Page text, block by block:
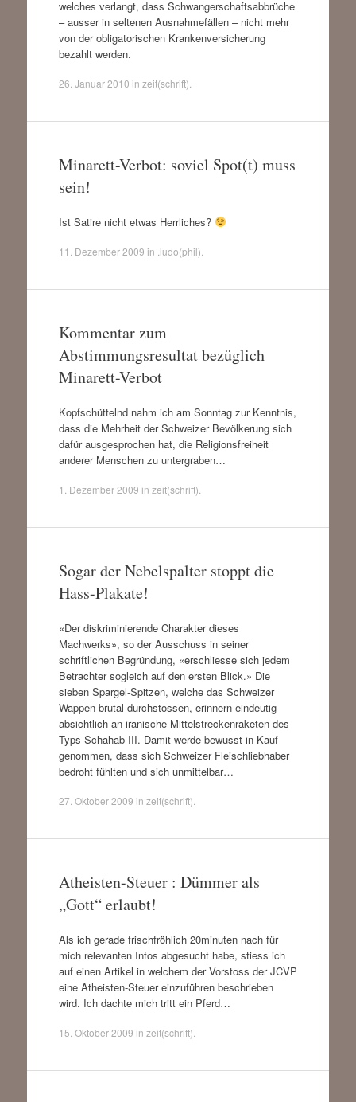
welches verlangt, dass Schwangerschaftsabbrüche
– ausser in seltenen Ausnahmefällen – nicht mehr
von der obligatorischen Krankenversicherung
bezahlt werden.
26. Januar 2010 in zeit(schrift)
Minarett-Verbot: soviel Spot(t) muss
sein!
Ist Satire nicht etwas Herrliches?
11. Dezember 2009 in .ludo(phil)
Kommentar zum
Abstimmungsresultat bezüglich
Minarett-Verbot
Kopfschüttelnd nahm ich am Sonntag zur Kenntnis,
dass die Mehrheit der Schweizer Bevölkerung sich
dafür ausgesprochen hat, die Religionsfreiheit
anderer Menschen zu untergraben…
1. Dezember 2009 in zeit(schrift)
Sogar der Nebelspalter stoppt die
Hass-Plakate!
«Der diskriminierende Charakter dieses
Machwerks», so der Ausschuss in seiner
schriftlichen Begründung, «erschliesse sich jedem
Betrachter sogleich auf den ersten Blick.» Die
sieben Spargel-Spitzen, welche das Schweizer
Wappen brutal durchstossen, erinnern eindeutig
absichtlich an iranische Mittelstreckenraketen des
Typs Schahab III. Damit werde bewusst in Kauf
genommen, dass sich Schweizer Fleischliebhaber
bedroht fühlten und sich unmittelbar…
27. Oktober 2009 in zeit(schrift)
Atheisten-Steuer : Dümmer als
„Gott“ erlaubt!
Als ich gerade frischfröhlich 20minuten nach für
mich relevanten Infos abgesucht habe, stiess ich
auf einen Artikel in welchem der Vorstoss der JCVP
eine Atheisten-Steuer einzuführen beschrieben
wird. Ich dachte mich tritt ein Pferd…
15. Oktober 2009 in zeit(schrift)